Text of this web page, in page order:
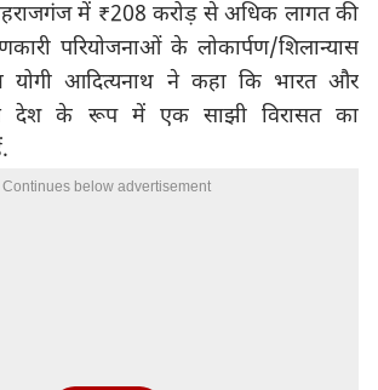
महराजगंज में ₹208 करोड़ से अधिक लागत की
परियोजनाओं के लोकार्पण/शिलान्यास
योगी आदित्यनाथ ने कहा कि भारत और
देश के रूप में एक साझी विरासत का
Continues below advertisement